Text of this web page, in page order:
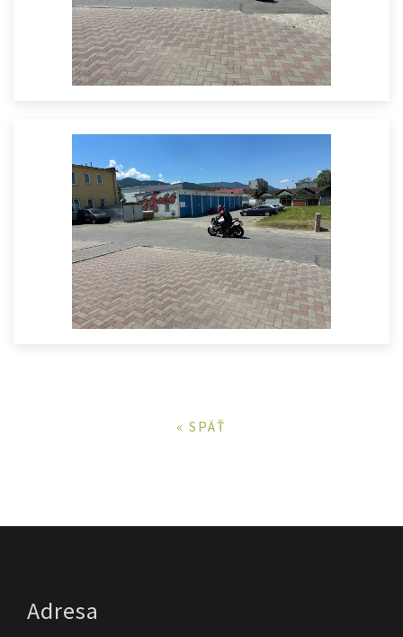
« SPÄŤ
Adresa